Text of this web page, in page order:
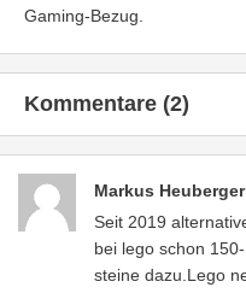
Gaming-Bezug.
Kommentare (2)
Markus Heuberger
Seit 2019
bei lego schon
steine dazu.Lego